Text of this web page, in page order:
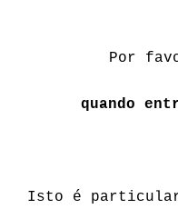
Por
quando
Isto é